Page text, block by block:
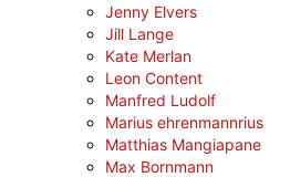
Jenny Elvers
Jill Lange
Kate Merlan
Leon Content
Manfred Ludolf
Marius ehrenmannrius
Matthias Mangiapane
Max Bornmann